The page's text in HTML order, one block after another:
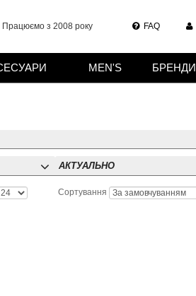
Працюємо з 2008 року FAQ
АКТУАЛЬНО
Сортування
MEN'S БРЕНДИ